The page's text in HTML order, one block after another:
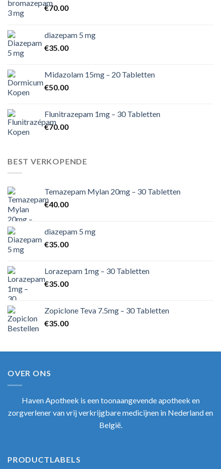
€70.00
diazepam 5 mg
€35.00
Midazolam 15mg – 20 Tabletten
€50.00
Flunitrazepam 1mg – 30 Tabletten
€70.00
BEST VERKOPENDE
Temazepam Mylan 20mg – 30 Tabletten
€40.00
diazepam 5 mg
€35.00
Lorazepam 1mg – 30 Tabletten
€35.00
Zopiclone Teva 7.5mg – 30 Tabletten
€35.00
OVER ONS
Haven Apotheek is een toonaangevende apotheek en
zorgverlener van vrij verkrijgbare medicijnen in Nederland en
België.
PRODUCTLABELS